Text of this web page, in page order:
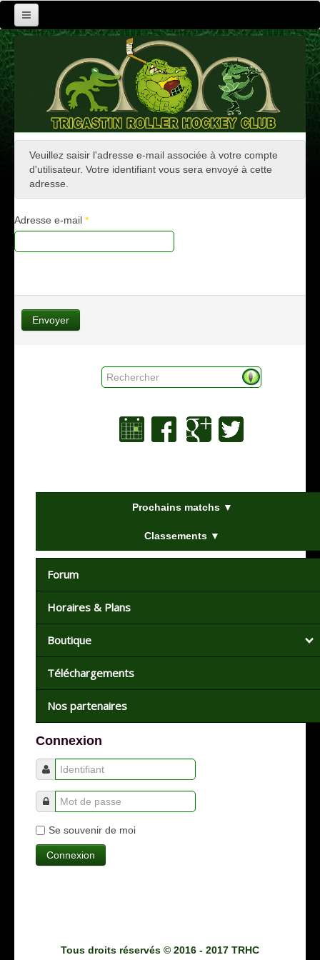
Le club
Actualités
Activités
Veuillez saisir l'adresse e-mail associée à votre compte
d'utilisateur. Votre identifiant vous sera envoyé à cette
adresse.
Adresse e-mail *
Envoyer
Prochains matchs ▼
Classements ▼
Forum
Horaires & Plans
Boutique
Téléchargements
Nos partenaires
Connexion
Se souvenir de moi
Tous droits réservés © 2016 - 2017 TRHC